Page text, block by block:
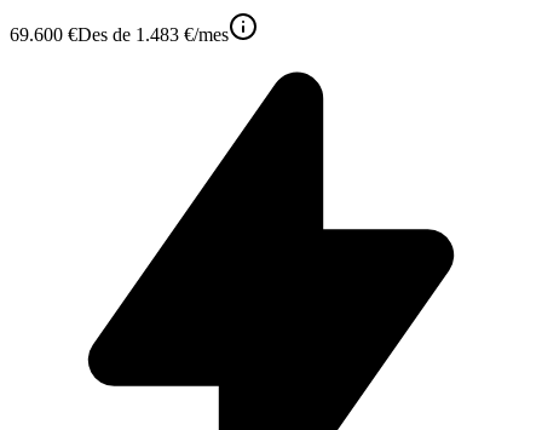
69.600 €Des de 1.483 €/mes